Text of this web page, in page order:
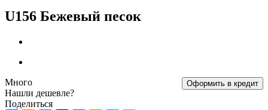
U156 Бежевый песок
Оформить в кредит
Много
Нашли дешевле?
Поделиться